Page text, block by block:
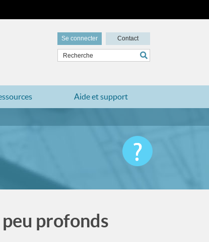
Se connecter Contact
Aide et support
profonds